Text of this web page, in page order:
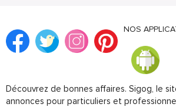
NOS
Découvrez de bonnes affaires. Sigog, le
annonces pour particuliers et